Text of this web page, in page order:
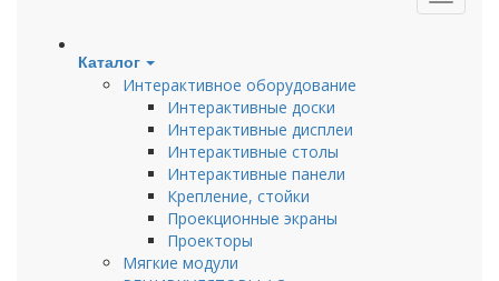
Каталог
Интерактивное оборудование
Интерактивные доски
Интерактивные дисплеи
Интерактивные столы
Интерактивные панели
Крепление, стойки
Проекционные экраны
Проекторы
Мягкие модули